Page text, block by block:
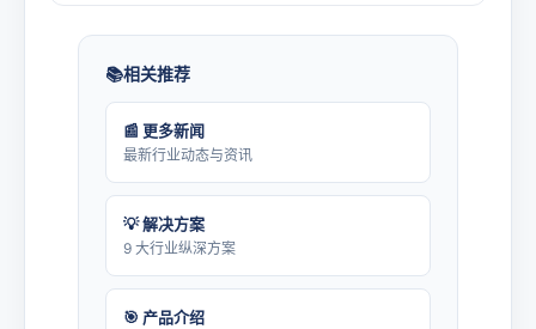
相关推荐
📰 更多新闻
最新行业动态与资讯
💡 解决方案
9 大行业纵深方案
🎯 产品介绍